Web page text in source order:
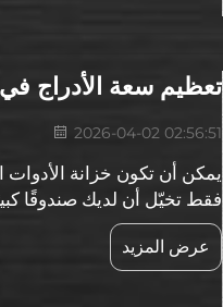
تعظيم سعة الأدراج في
2026-04-02 02:56:51
يمكن أن تكون خزانة
فقط تخيّل أن لديك صندوقًا
عند الحاجة. ما الميزات التي
عرض المزيد